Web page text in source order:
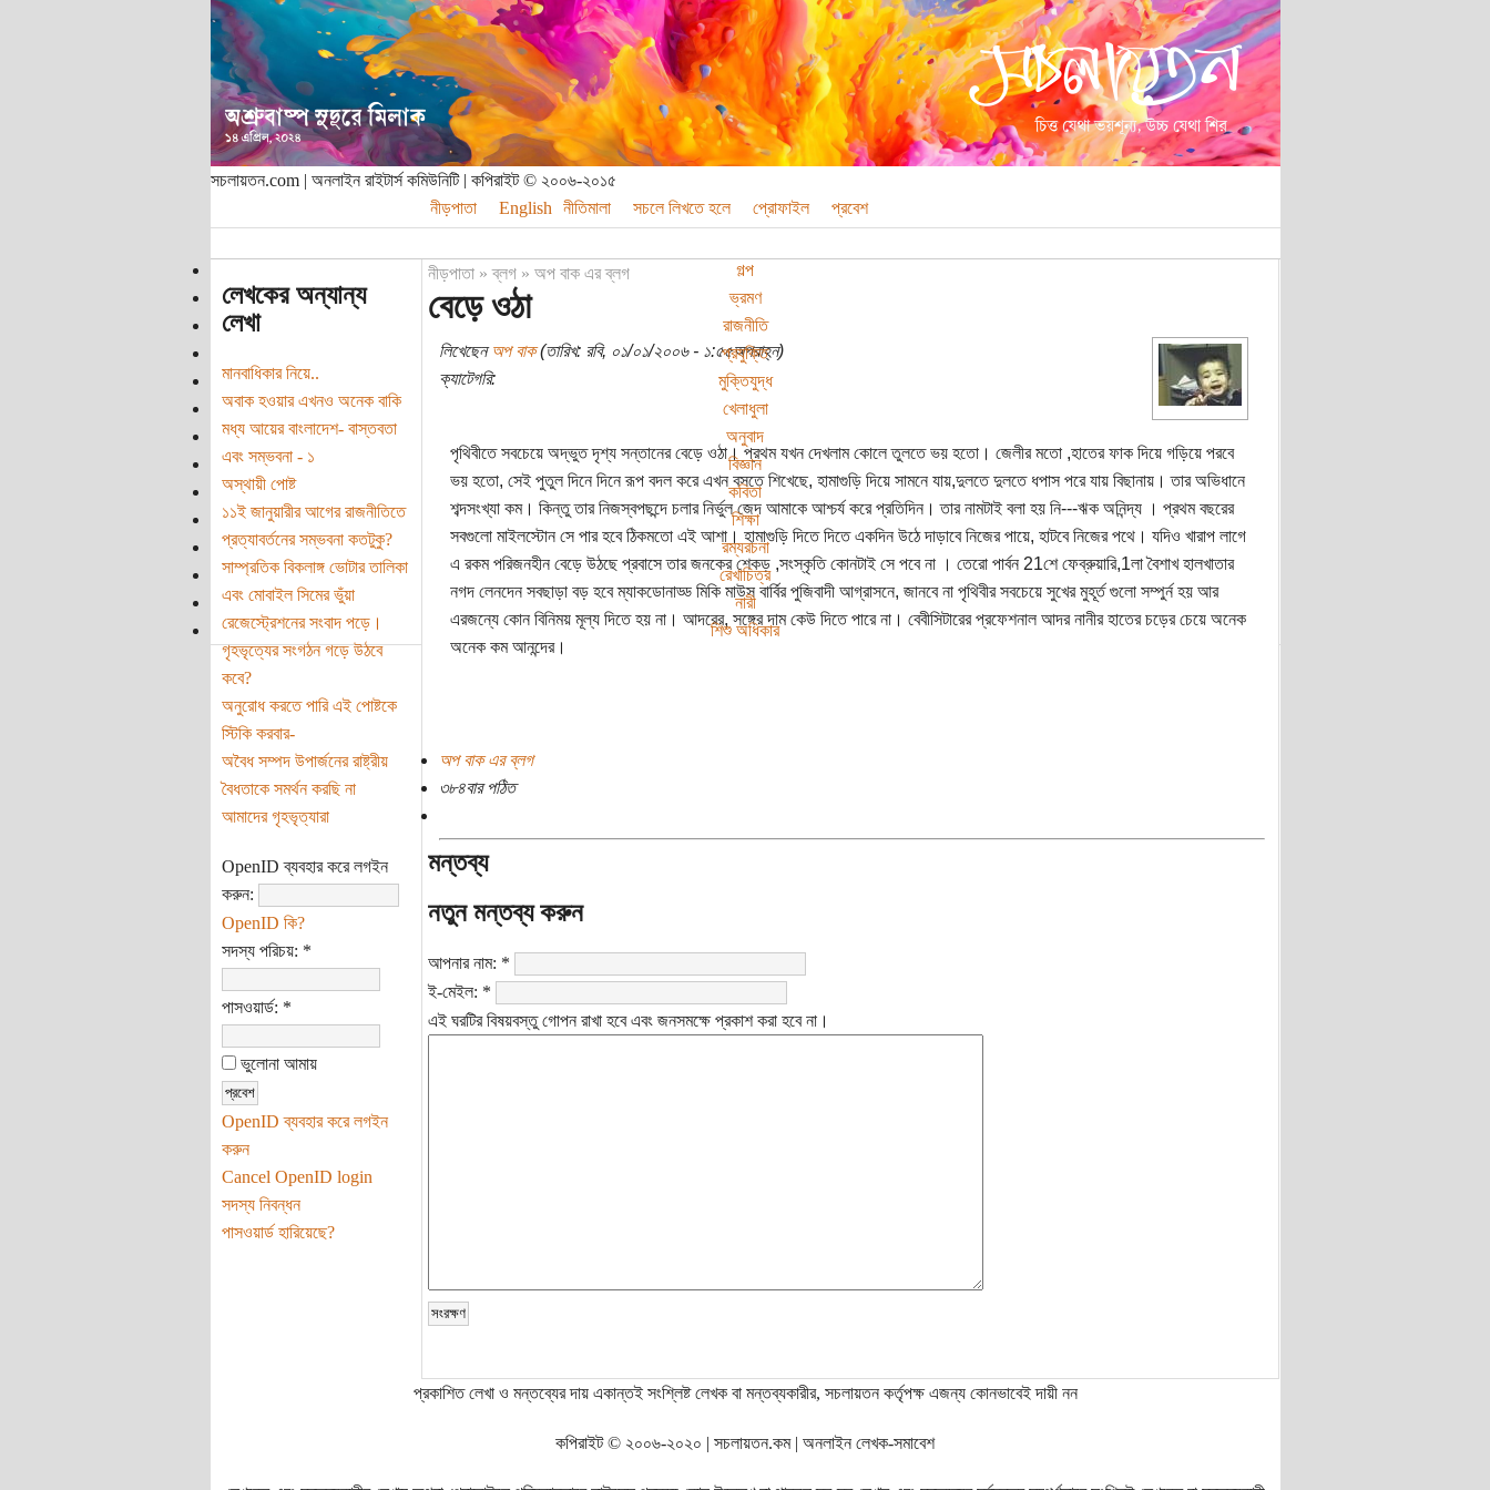
সচলায়তন.com | অনলাইন রাইটার্স কমিউনিটি | কপিরাইট © ২০০৬-২০১৫
নীড়পাতা
English নীতিমালা সচলে লিখতে হলে প্রোফাইল প্রবেশ
গল্প
ভ্রমণ
রাজনীতি
প্রযুক্তি
মুক্তিযুদ্ধ
খেলাধুলা
অনুবাদ
বিজ্ঞান
কবিতা
শিক্ষা
রম্যরচনা
রেখাচিত্র
নারী
শিশু অধিকার
লেখকের অন্যান্য
লেখা
মানবাধিকার নিয়ে..
অবাক হওয়ার এখনও অনেক বাকি
মধ্য আয়ের বাংলাদেশ- বাস্তবতা
এবং সম্ভবনা - ১
অস্থায়ী পোষ্ট
১১ই জানুয়ারীর আগের রাজনীতিতে
প্রত্যাবর্তনের সম্ভবনা কতটুকু?
সাম্প্রতিক বিকলাঙ্গ ভোটার তালিকা
এবং মোবাইল সিমের ভুঁয়া
রেজেস্ট্রেশনের সংবাদ পড়ে।
গৃহভৃত্যের সংগঠন গড়ে উঠবে
কবে?
অনুরোধ করতে পারি এই পোষ্টকে
স্টিকি করবার-
অবৈধ সম্পদ উপার্জনের রাষ্ট্রীয়
বৈধতাকে সমর্থন করছি না
আমাদের গৃহভৃত্যারা
OpenID ব্যবহার করে লগইন
করুন:
OpenID কি?
সদস্য পরিচয়: *
পাসওয়ার্ড: *
ভুলোনা আমায়
OpenID ব্যবহার করে লগইন
করুন
Cancel OpenID login
সদস্য নিবন্ধন
পাসওয়ার্ড হারিয়েছে?
নীড়পাতা»ব্লগ» অপ বাক এর ব্লগ
বেড়ে ওঠা
লিখেছেনঅপ বাক(তারিখ: রবি, ০১/০১/২০০৬ - ১:৫৫অপরাহ্ন)
ক্যাটেগরি:
পৃথিবীতে সবচেয়ে অদ্ভুত দৃশ্য সন্তানের বেড়ে ওঠা। প্রথম যখন দেখলাম কোলে তুলতে ভয় হতো। জেলীর মতো ,হাতের ফাক দিয়ে গড়িয়ে পরবে
ভয় হতো, সেই পুতুল দিনে দিনে রূপ বদল করে এখন বসতে শিখেছে, হামাগুড়ি দিয়ে সামনে যায়,দুলতে দুলতে ধপাস পরে যায় বিছানায়। তার অভিধানে
শব্দসংখ্যা কম। কিন্তু তার নিজস্বপছন্দে চলার নির্ভুল জেদ আমাকে আশ্চর্য করে প্রতিদিন। তার নামটাই বলা হয় নি---ঋক অনিন্দ্য । প্রথম বছরের
সবগুলো মাইলস্টোন সে পার হবে ঠিকমতো এই আশা। হামাগুড়ি দিতে দিতে একদিন উঠে দাড়াবে নিজের পায়ে, হাটবে নিজের পথে। যদিও খারাপ লাগে
এ রকম পরিজনহীন বেড়ে উঠছে প্রবাসে তার জনকের শেকড় ,সংস্কৃতি কোনটাই সে পবে না । তেরো পার্বন 21শে ফেব্রুয়ারি,1লা বৈশাখ হালখাতার
নগদ লেনদেন সবছাড়া বড় হবে ম্যাকডোনাড্ড মিকি মাউস বার্বির পুজিবাদী আগ্রাসনে, জানবে না পৃথিবীর সবচেয়ে সুখের মুহূর্ত গুলো সম্পুর্ন হয় আর
এরজন্যে কোন বিনিময় মূল্য দিতে হয় না। আদরের, সঙ্গের দাম কেউ দিতে পারে না। বেবীসিটারের প্রফেশনাল আদর নানীর হাতের চড়ের চেয়ে অনেক
অনেক কম আনন্দের।
অপ বাক এর ব্লগ
৩৮৪বার পঠিত
মন্তব্য
নতুন মন্তব্য করুন
আপনার নাম: *
ই-মেইল: *
এই ঘরটির বিষয়বস্তু গোপন রাখা হবে এবং জনসমক্ষে প্রকাশ করা হবে না।
প্রকাশিত লেখা ও মন্তব্যের দায় একান্তই সংশ্লিষ্ট লেখক বা মন্তব্যকারীর, সচলায়তন কর্তৃপক্ষ এজন্য কোনভাবেই দায়ী নন
কপিরাইট © ২০০৬-২০২০ | সচলায়তন.কম | অনলাইন লেখক-সমাবেশ